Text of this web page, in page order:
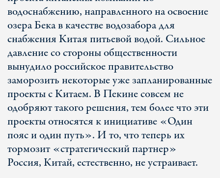
водоснабжению, направленного на освоение
озера Бека в качестве водозабора для
снабжения Китая питьевой водой. Сильное
давление со стороны общественности
вынудило российское правительство
заморозить некоторые уже запланированные
проекты с Китаем. В Пекине совсем не
одобряют такого решения, тем более что эти
проекты относятся к инициативе «Один
пояс и один путь». И то, что теперь их
тормозит «стратегический партнер»
Россия, Китай, естественно, не устраивает.